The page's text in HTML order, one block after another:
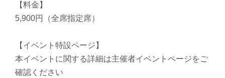
【料金】
5,900円（全席指定席）
【イベント特設ページ】
本イベントに関する詳細は主催者イベントページをご
確認ください